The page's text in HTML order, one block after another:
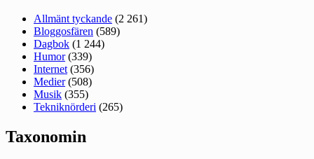
Allmänt tyckande (2 261)
Bloggosfären (589)
Dagbok (1 244)
Humor(339)
Internet (356)
Medier(508)
Musik (355)
Tekniknörderi (265)
Taxonomin